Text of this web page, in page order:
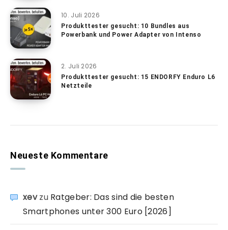
10. Juli 2026
Produkttester gesucht: 10 Bundles aus
Powerbank und Power Adapter von Intenso
2. Juli 2026
Produkttester gesucht: 15 ENDORFY Enduro L6
Netzteile
Neueste Kommentare
xevzu Ratgeber: Das sind die besten
Smartphones unter 300 Euro [2026]